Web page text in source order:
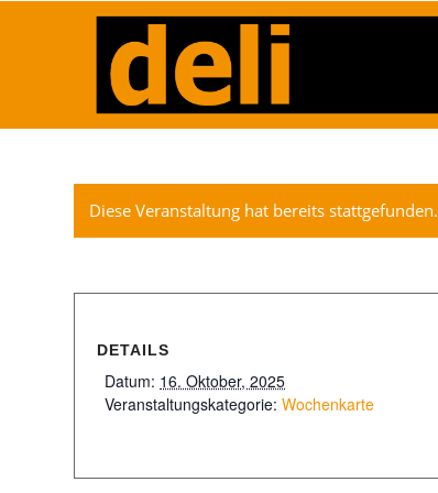
Diese Veranstaltung hat bereits stattgefunden.
DETAILS
Datum: 16. Oktober, 2025
Veranstaltungskategorie: Wochenkarte